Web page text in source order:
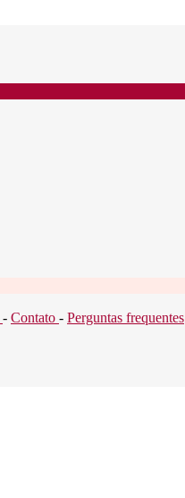
- Contato - Perguntas frequentes